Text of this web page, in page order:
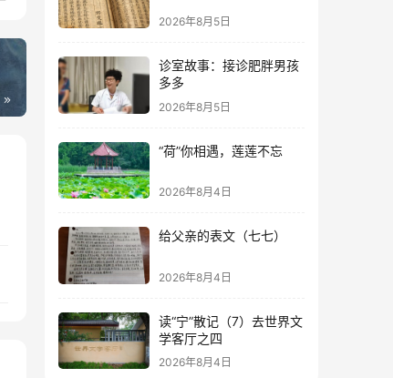
2026年8月5日
诊室故事：接诊肥胖男孩
多多
2026年8月5日
“荷”你相遇，莲莲不忘
2026年8月4日
给父亲的表文（七七）
2026年8月4日
读“宁”散记（7）去世界文
学客厅之四
2026年8月4日